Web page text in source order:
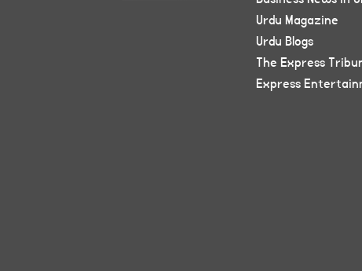
Urdu Magazine
Urdu Blogs
The Express
Express